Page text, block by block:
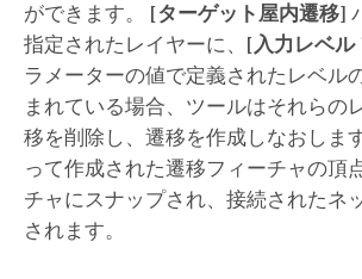
ができます。 [ターゲット屋内遷移]
指定されたレイヤーに、 [入力レベル
ラメーターの値で定義されたレベル
まれている場合、ツールはそれらの
移を削除し、遷移を作成しなおしま
って作成された遷移フィーチャの頂
チャにスナップされ、接続されたネ
されます。